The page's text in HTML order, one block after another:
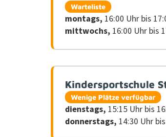
Warteliste
mon­tags, 16:00 Uhr bis
mittwochs, 16:00 Uhr bis
Kindersportschule
Wenige Plätze verfügbar
dien­stags, 15:15 Uhr bis
don­ner­stags, 14:30 Uhr